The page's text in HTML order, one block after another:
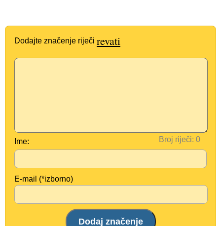
Dodajte značenje riječi revati
Broj riječi:
Ime:
E-mail (*izborno)